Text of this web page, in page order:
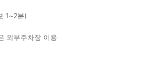
1~2분)
외부주차장 이용